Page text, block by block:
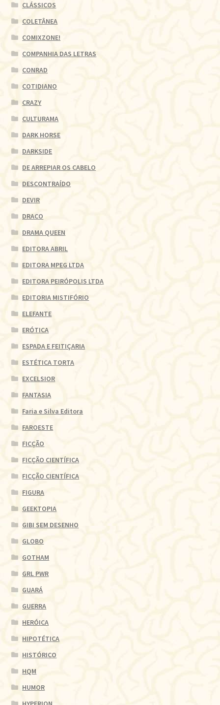
CLÁSSICOS
COLETÂNEA
COMIXZONE!
COMPANHIA DAS LETRAS
CONRAD
COTIDIANO
CRAZY
CULTURAMA
DARK HORSE
DARKSIDE
DE ARREPIAR OS CABELO
DESCONTRAÍDO
DEVIR
DRACO
DRAMA QUEEN
EDITORA ABRIL
EDITORA MPEG LTDA
EDITORA PEIRÓPOLIS LTDA
EDITORIA MISTIFÓRIO
ELEFANTE
ERÓTICA
ESPADA E FEITIÇARIA
ESTÉTICA TORTA
EXCELSIOR
FANTASIA
Faria e Silva Editora
FAROESTE
FICÇÃO
FICÇÃO CIENTÍFICA
FICÇÃO CIENTÍFICA
FIGURA
GEEKTOPIA
GIBI SEM DESENHO
GLOBO
GOTHAM
GRL PWR
GUARÁ
GUERRA
HERÓICA
HIPOTÉTICA
HISTÓRICO
HQM
HUMOR